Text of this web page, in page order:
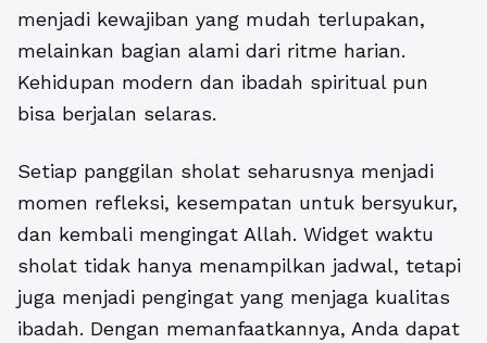
menjadi kewajiban yang mudah terlupakan,
melainkan bagian alami dari ritme harian.
Kehidupan modern dan ibadah spiritual pun
bisa berjalan selaras.
Setiap panggilan sholat seharusnya menjadi
momen refleksi, kesempatan untuk bersyukur,
dan kembali mengingat Allah. Widget waktu
sholat tidak hanya menampilkan jadwal, tetapi
juga menjadi pengingat yang menjaga kualitas
ibadah. Dengan memanfaatkannya, Anda dapat